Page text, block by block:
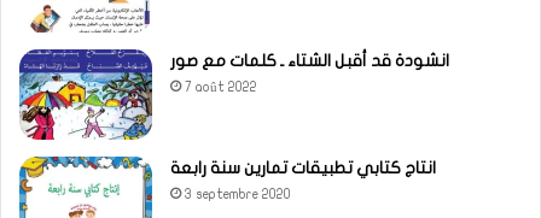
انشودة قد أقبل الشتاء ـ كلمات مع صور
7 août 2022
انتاج كتابي تطبيقات تمارين سنة رابعة
3 septembre 2020